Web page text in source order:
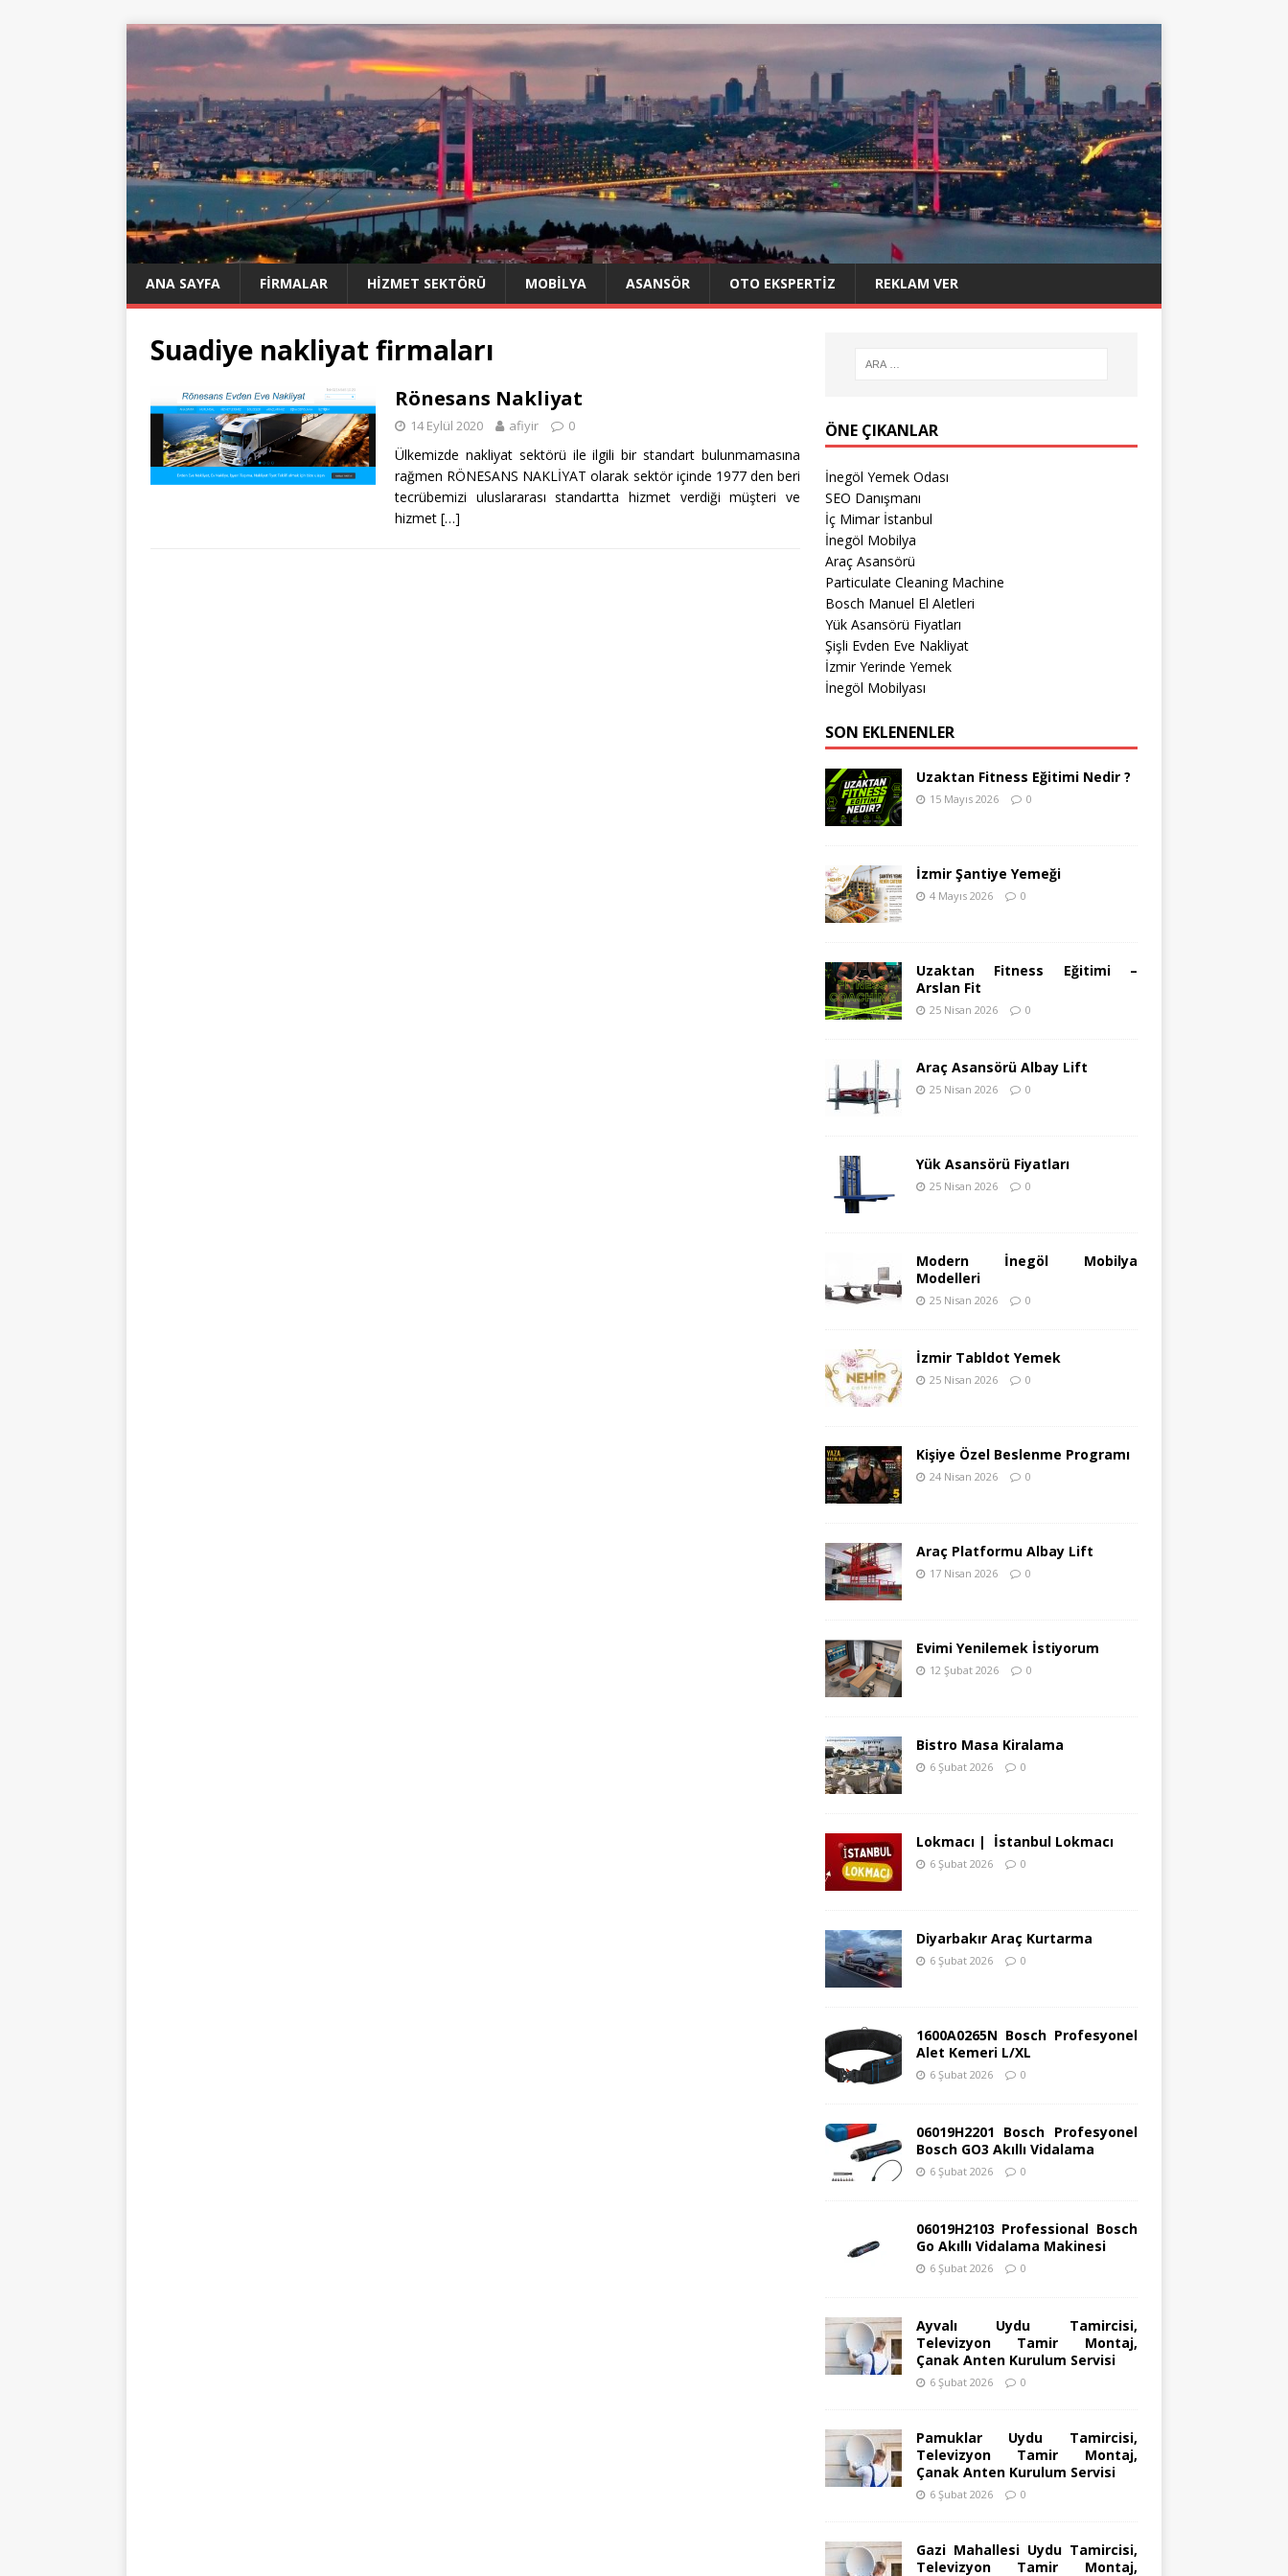
ANA SAYFA FIRMALAR HIZMET SEKTÖRÜ MOBILYA ASANSÖR OTO EKSPERTIZ REKLAM VER
Suadiye nakliyat firmaları
Rönesans Nakliyat
14 Eylül 2020 afiyir 0
Ülkemizde nakliyat sektörü ile ilgili bir standart bulunmamasına
rağmen RÖNESANS NAKLİYAT olarak sektör içinde 1977 den beri
tecrübemizi uluslararası standartta hizmet verdiği müşteri ve
hizmet […]
ÖNE ÇIKANLAR
İnegöl Yemek Odası
SEO Danışmanı
İç Mimar İstanbul
İnegöl Mobilya
Araç Asansörü
Particulate Cleaning Machine
Bosch Manuel El Aletleri
Yük Asansörü Fiyatları
Şişli Evden Eve Nakliyat
İzmir Yerinde Yemek
İnegöl Mobilyası
SON EKLENENLER
Uzaktan Fitness Eğitimi Nedir ?
15 Mayıs 2026 0
İzmir Şantiye Yemeği
4 Mayıs 2026 0
Uzaktan Fitness Eğitimi –
Arslan Fit
25 Nisan 2026 0
Araç Asansörü Albay Lift
25 Nisan 2026 0
Yük Asansörü Fiyatları
25 Nisan 2026 0
Modern İnegöl Mobilya
Modelleri
25 Nisan 2026 0
İzmir Tabldot Yemek
25 Nisan 2026 0
Kişiye Özel Beslenme Programı
24 Nisan 2026 0
Araç Platformu Albay Lift
17 Nisan 2026 0
Evimi Yenilemek İstiyorum
12 Şubat 2026 0
Bistro Masa Kiralama
6 Şubat 2026 0
Lokmacı | İstanbul Lokmacı
6 Şubat 2026 0
Diyarbakır Araç Kurtarma
6 Şubat 2026 0
1600A0265N Bosch Profesyonel
Alet Kemeri L/XL
6 Şubat 2026 0
06019H2201 Bosch Profesyonel
Bosch GO3 Akıllı Vidalama
6 Şubat 2026 0
06019H2103 Professional Bosch
Go Akıllı Vidalama Makinesi
6 Şubat 2026 0
Ayvalı Uydu Tamircisi,
Televizyon Tamir Montaj,
Çanak Anten Kurulum Servisi
6 Şubat 2026 0
Pamuklar Uydu Tamircisi,
Televizyon Tamir Montaj,
Çanak Anten Kurulum Servisi
6 Şubat 2026 0
Gazi Mahallesi Uydu Tamircisi,
Televizyon Tamir Montaj,